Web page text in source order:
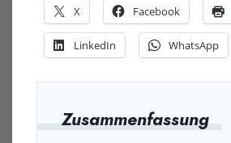
Zusammenfassung
X
Facebook
LinkedIn WhatsApp